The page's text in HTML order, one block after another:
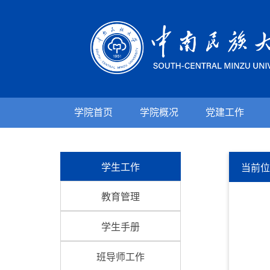
学院首页 学院概况 党建工作
学生工作
教育管理
学生手册
班导师工作
当前